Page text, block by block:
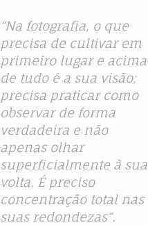
“Na fotografia, o que
precisa de cultivar em
primeiro lugar e acima
de tudo é a sua visão;
precisa praticar como
observar de forma
verdadeira e não
apenas olhar
superficialmente à sua
volta. É preciso
concentração total nas
suas redondezas“.